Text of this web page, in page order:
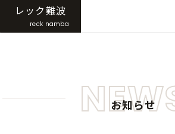
レック難波
reck namba
お知らせ